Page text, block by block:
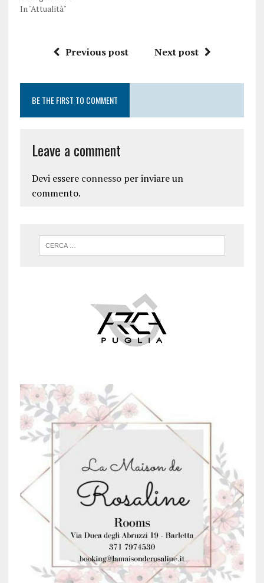
In "Attualità"
Previous post Next post
BE THE FIRST TO COMMENT
Leave a comment
Devi essere connessoper inviare un
commento.